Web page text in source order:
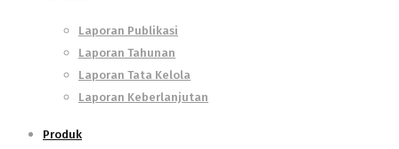
Laporan Publikasi
Laporan Tahunan
Laporan Tata Kelola
Laporan Keberlanjutan
Produk